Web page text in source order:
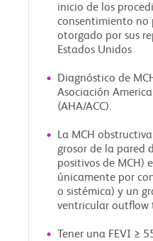
inicio de los
consentimiento no
otorgado por sus
Estados Unidos
Diagnóstico de
Asociación
(AHA/ACC).
La MCH
grosor de la pared
positivos de MCH)
únicamente por
o sistémica) y un
ventricular outflow
Tener una FEVI ≥